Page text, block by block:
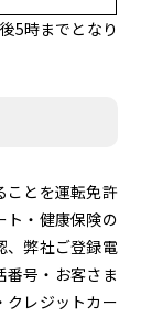
5時までとなり
ことを運転免許
ト・健康保険の
、弊社ご登録電
番号・お客さま
クレジットカー